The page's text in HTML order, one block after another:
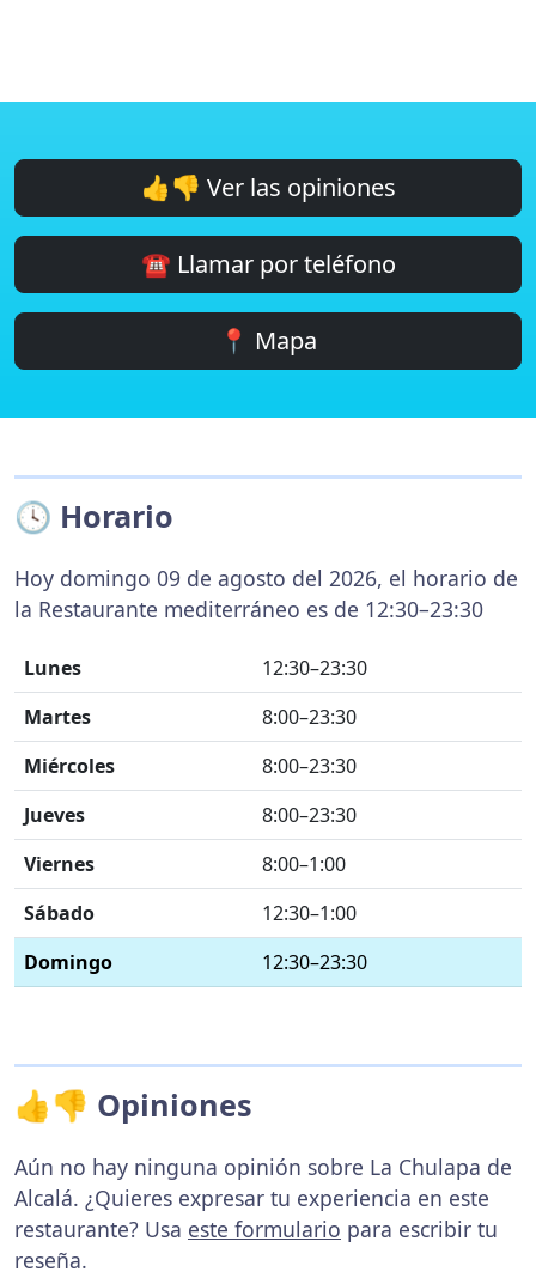
👍👎 Ver las opiniones
☎️ Llamar por teléfono
📍 Mapa
🕓 Horario
Hoy domingo 09 de agosto del 2026, el horario de
la Restaurante mediterráneo es de 12:30–23:30
Lunes
12:30–23:30
Martes
8:00–23:30
Miércoles
8:00–23:30
Jueves
8:00–23:30
Viernes
8:00–1:00
Sábado
12:30–1:00
Domingo
12:30–23:30
👍👎 Opiniones
Aún no hay ninguna opinión sobre La Chulapa de
Alcalá. ¿Quieres expresar tu experiencia en este
restaurante? Usa este formulario para escribir tu
reseña.